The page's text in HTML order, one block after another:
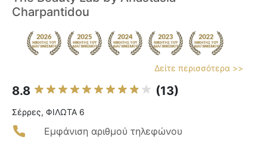
Charpantidou
Δείτε περισσότερα >>
8.8 (13)
Σέρρες, ΦΙΛΩΤΑ 6
Εμφάνιση αριθμού τηλεφώνου